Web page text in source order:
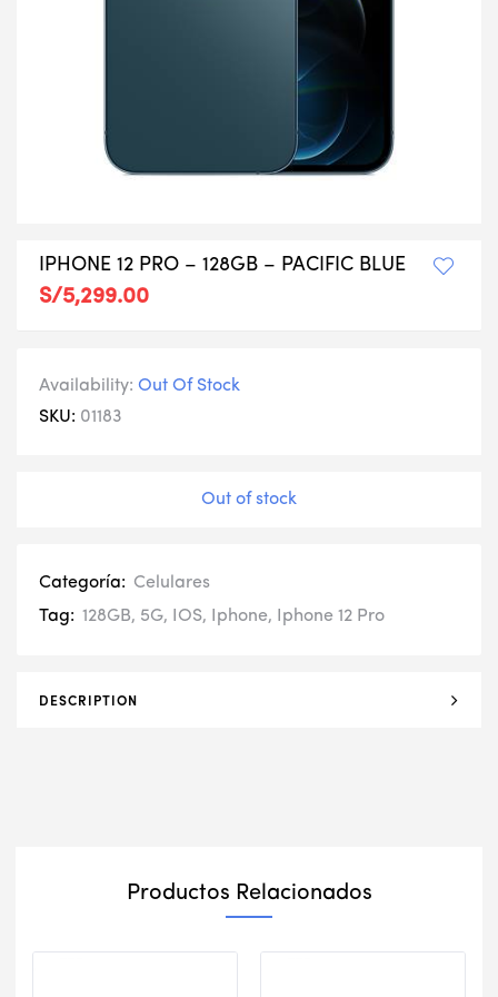
IPHONE 12 PRO – 128GB – PACIFIC BLUE
S/5,299.00
Availability: Out Of Stock
SKU: 01183
Out of stock
Categoría: Celulares
Tag: 128GB, 5G, IOS, Iphone, Iphone 12 Pro
DESCRIPTION
Productos Relacionados